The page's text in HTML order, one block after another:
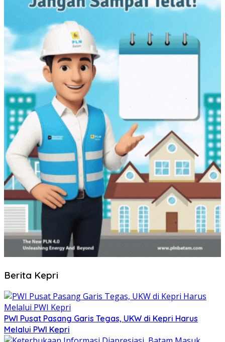
Berita Kepri
PWI Pusat Pasang Garis Tegas, UKW di Kepri Harus
Melalui PWI Kepri